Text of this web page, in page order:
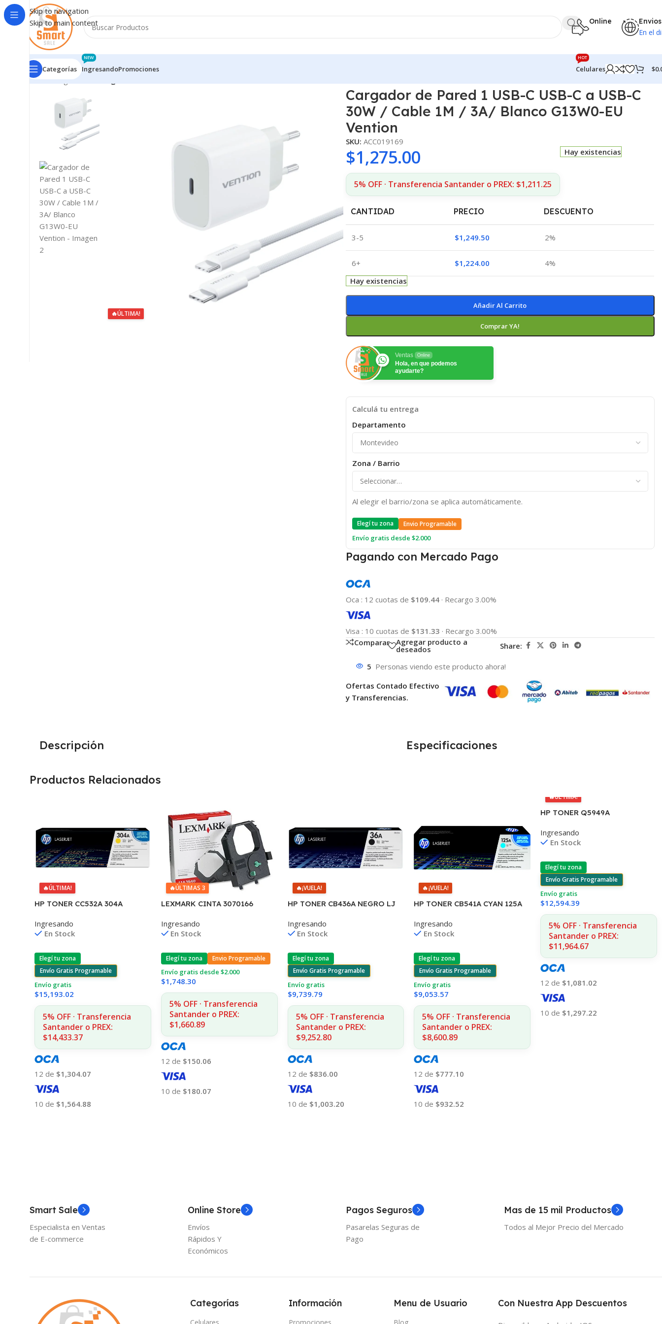
Skip to navigation
Skip to main content
Online Envios
En el
Categorías Ingresando
NEW
Promociones Celulares
HOT
$
Inicio/Ingresando
🔥ÚLTIMA!
Cargador de Pared 1 USB-C USB-C a USB-C
30W / Cable 1M / 3A/ Blanco G13W0-EU
Vention
SKU: ACC019169
$1,275.00
5% OFF · Transferencia Santander o PREX: $1,211.25
Hay existencias
CANTIDAD PRECIO DESCUENTO
3-5 $1,249.50 2%
6+ $1,224.00
4%
Hay existencias
Añadir Al Carrito
Comprar YA!
Ventas Online
Hola, en que podemos
ayudarte?
Calculá tu entrega
Departamento
Zona / Barrio
Al elegir el barrio/zona se aplica automáticamente.
Elegí tu zona Envio Programable
Envío gratis desde $2.000
Pagando con Mercado Pago
Oca : 12 cuotas de $109.44 · Recargo 3.00%
Visa : 10 cuotas de $131.33 · Recargo 3.00%
Comparar
Agregar producto a
deseados Share:
5 Personas viendo este producto ahora!
Ofertas Contado Efectivo
y Transferencias.
Descripción Especificaciones
Productos Relacionados
🔥ÚLTIMA!
HP TONER CC532A 304A
2020/2025/2030/2320 2.800
CPS CP
Ingresando
En Stock
Elegí tu zona
Envío Gratis Programable
Envío gratis
$15,193.02
5% OFF · Transferencia
Santander o PREX:
$14,433.37
12 de $1,304.07
10 de $1,564.88
🔥ÚLTIMAS 3
LEXMARK CINTA 3070166
CPS 11A3540
Ingresando
En Stock
Elegí tu zona Envio Programable
Envío gratis desde $2.000
$1,748.30
5% OFF · Transferencia
Santander o PREX:
$1,660.89
12 de $150.06
10 de $180.07
🔥¡VUELA!
HP TONER CB436A NEGRO LJ
COPIAS
Ingresando
En Stock
Elegí tu zona
Envío Gratis Programable
Envío gratis
$9,739.79
5% OFF · Transferencia
Santander o PREX:
$9,252.80
12 de $836.00
10 de $1,003.20
🔥¡VUELA!
HP TONER CB541A CYAN 125A
1215/1515/1510/1312
Ingresando
En Stock
Elegí tu zona
Envío Gratis Programable
Envío gratis
$9,053.57
5% OFF · Transferencia
Santander o PREX:
$8,600.89
12 de $777.10
10 de $932.52
🔥ÚLTIMA!
HP TONER Q5949A
COPIAS
Ingresando
En Stock
Elegí tu zona
Envío Gratis Programable
Envío gratis
$12,594.39
5% OFF · Transferencia
Santander o PREX:
$11,964.67
12 de $1,081.02
10 de $1,297.22
Smart Sale
Especialista en Ventas
de E-commerce
Online Store
Envíos
Rápidos Y
Económicos
Pagos Seguros
Pasarelas Seguras de
Pago
Mas de 15 mil Productos
Todos al Mejor Precio del Mercado
Categorías Información Menu de Usuario Con Nuestra App Descuentos